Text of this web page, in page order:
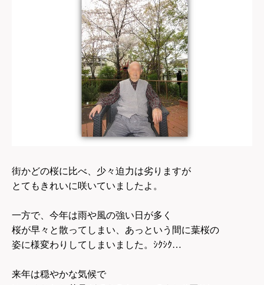
街かどの桜に比べ、少々迫力は劣りますが
とてもきれいに咲いていましたよ。
一方で、今年は雨や風の強い日が多く
桜が早々と散ってしまい、あっという間に葉桜の
姿に様変わりしてしまいました。ｼｸｼｸ…
来年は穏やかな気候で